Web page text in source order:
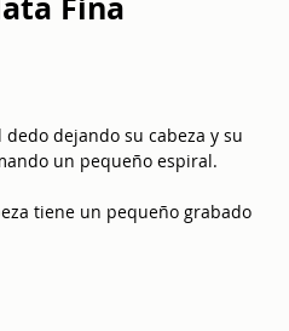
dejando su cabeza y su
un pequeño espiral.
tiene un pequeño grabado